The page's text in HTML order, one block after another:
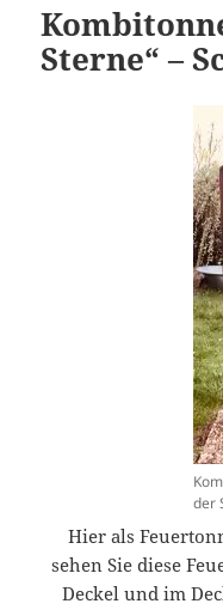
Sterne“ –
der
Hier als
sehen Sie diese
Deckel und im